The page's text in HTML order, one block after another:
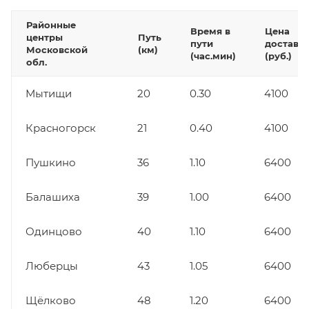
Районные
центры
Московской
обл.
Путь
(км)
Время в
пути
(час.мин)
Цена
(руб.)
Мытищи 20 0.30 4100
Красногорск 21 0.40 4100
Пушкино 36 1.10 6400
Балашиха 39 1.00 6400
Одинцово 40 1.10 6400
Люберцы 43 1.05 6400
Щёлково 48 1.20 6400